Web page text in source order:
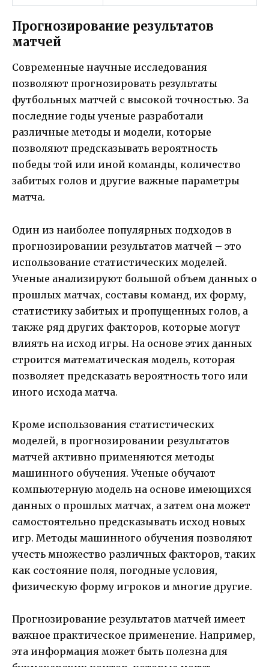
Прогнозирование результатов
матчей
Современные научные исследования
позволяют прогнозировать результаты
футбольных матчей с высокой точностью. За
последние годы ученые разработали
различные методы и модели, которые
позволяют предсказывать вероятность
победы той или иной команды, количество
забитых голов и другие важные параметры
матча.
Один из наиболее популярных подходов в
прогнозировании результатов матчей – это
использование статистических моделей.
Ученые анализируют большой объем данных о
прошлых матчах, составы команд, их форму,
статистику забитых и пропущенных голов, а
также ряд других факторов, которые могут
влиять на исход игры. На основе этих данных
строится математическая модель, которая
позволяет предсказать вероятность того или
иного исхода матча.
Кроме использования статистических
моделей, в прогнозировании результатов
матчей активно применяются методы
машинного обучения. Ученые обучают
компьютерную модель на основе имеющихся
данных о прошлых матчах, а затем она может
самостоятельно предсказывать исход новых
игр. Методы машинного обучения позволяют
учесть множество различных факторов, таких
как состояние поля, погодные условия,
физическую форму игроков и многие другие.
Прогнозирование результатов матчей имеет
важное практическое применение. Например,
эта информация может быть полезна для